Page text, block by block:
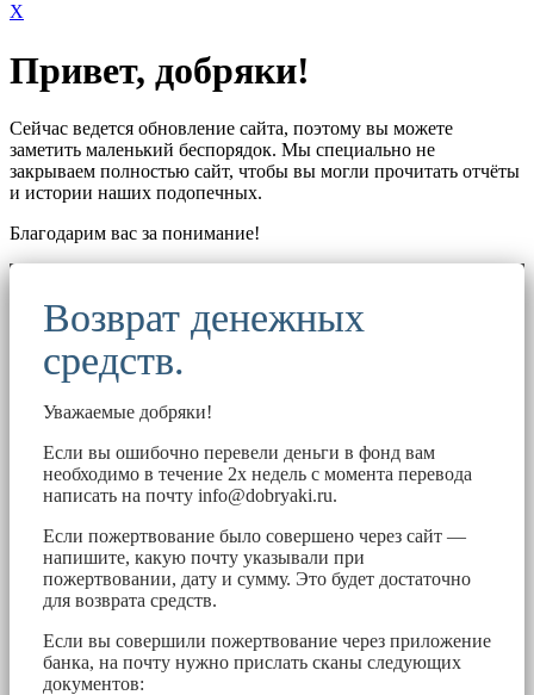
X
Привет, добряки!
Сейчас ведется обновление сайта, поэтому вы можете
заметить маленький беспорядок. Мы специально не
закрываем полностью сайт, чтобы вы могли прочитать отчёты
и истории наших подопечных.
Благодарим вас за понимание!
Возврат денежных
средств.
Уважаемые добряки!
Если вы ошибочно перевели деньги в фонд вам
необходимо в течение 2х недель с момента перевода
написать на почту info@dobryaki.ru.
Если пожертвование было совершено через сайт —
напишите, какую почту указывали при
пожертвовании, дату и сумму. Это будет достаточно
для возврата средств.
Если вы совершили пожертвование через приложение
банка, на почту нужно прислать сканы следующих
документов: